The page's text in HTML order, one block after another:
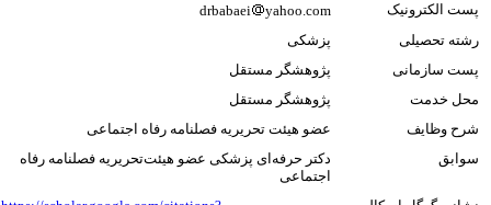
پست الکترونیک
drbabaei
yahoo.com
رشته تحصیلی
پزشکی
پست سازمانی
پژوهشگر مستقل
محل خدمت
پژوهشگر مستقل
شرح وظایف
عضو هیئت تحریریه فصلنامه رفاه اجتماعی
سوابق
دکتر حرفه‌ای پزشکی عضو هیئت‌تحریریه فصلنامه رفاه
اجتماعی